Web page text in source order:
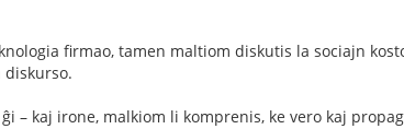
firmao, tamen maltiom diskutis la sociajn
– kaj irone, malkiom li komprenis, ke vero kaj